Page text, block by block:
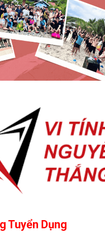
Tuyển Dụng